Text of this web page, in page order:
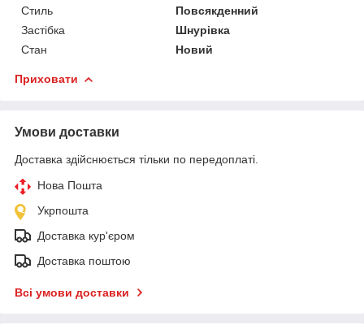
Стиль
Повсякденний
Застібка
Шнурівка
Стан
Новий
Приховати
Умови доставки
Доставка здійснюється тільки по передоплаті.
Нова Пошта
Укрпошта
Доставка кур'єром
Доставка поштою
Всі умови доставки